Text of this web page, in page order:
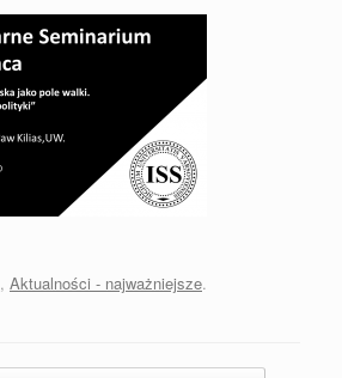
, Aktualności - najważniejsze.